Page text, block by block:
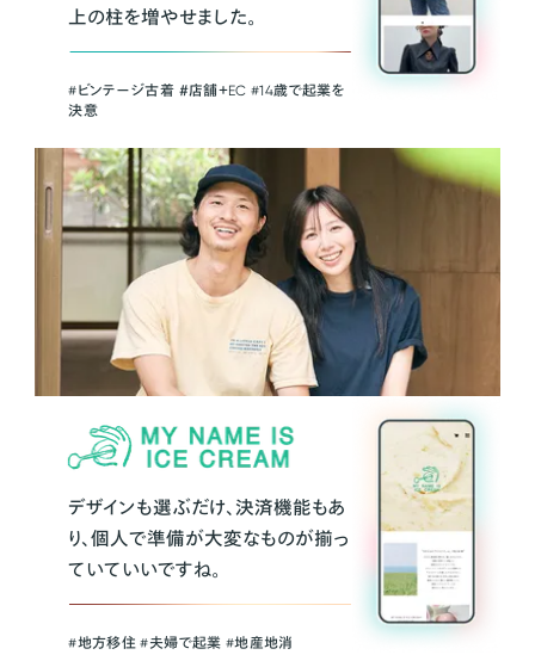
上の柱を増やせました。
#ビンテージ古着 ＃店舗＋EC #14歳で起業を
決意
デザインも選ぶだけ、決済機能もあ
り、個人で準備が大変なものが揃っ
ていていいですね。
#地方移住 #夫婦で起業 #地産地消